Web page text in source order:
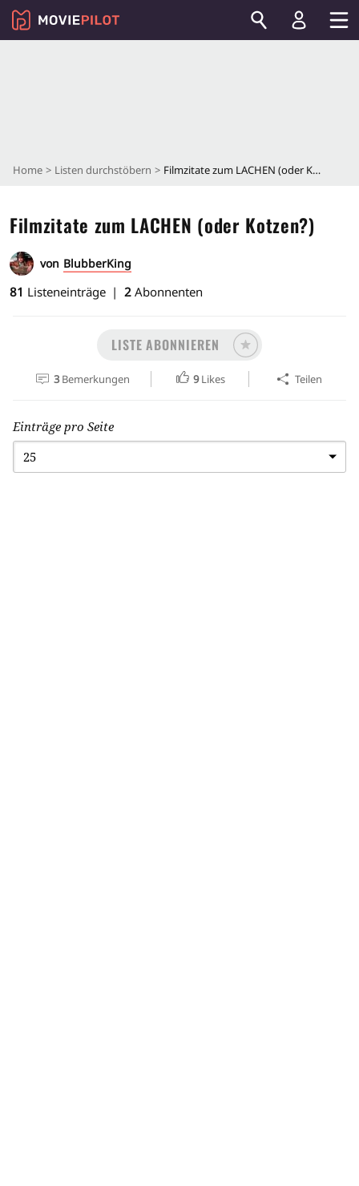
Home Listen durchstöbern Filmzitate zum LACHEN (oder Kotzen?)
Filmzitate zum LACHEN (oder Kotzen?)
von BlubberKing
81 Listeneinträge 2 Abonnenten
LISTE ABONNIEREN
3 Bemerkungen 9 Likes Teilen
Einträge pro Seite